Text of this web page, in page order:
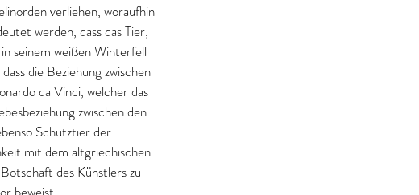
verliehen, woraufhin
werden, dass das Tier,
seinem weißen Winterfell
die Beziehung zwischen
da Vinci, welcher das
zwischen den
Schutztier der
mit dem altgriechischen
des Künstlers zu